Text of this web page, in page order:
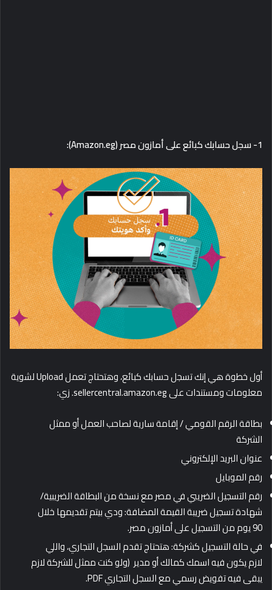
1- سجل حسابك كبائع على أمازون مصر (Amazon.eg):
أول خطوة هي إنك تسجل حسابك كبائع، وهتحتاج تعمل Upload لشوية
معلومات ومستندات على sellercentral.amazon.eg. زي:
بطاقة الرقم القومي / إقامة سارية لصاحب العمل أو ممثل
الشركة
عنوان البريد الإلكتروني
رقم الموبايل
رقم التسجيل الضريبي في مصر مع نسخة من البطاقة الضريبية/
شهادة تسجيل ضريبة القيمة المضافة: ودي بيتم تقديمها خلال
90 يوم من التسجيل على أمازون مصر.
في حالة التسجيل كشركة: هتحتاج تقدم السجل التجاري، واللي
لازم يكون فيه اسمك كمالك أو مدير (ولو كنت ممثل للشركة لازم
يبقى فيه تفويض رسمي مع السجل التجاري PDF.